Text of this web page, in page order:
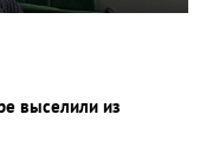
выселили из